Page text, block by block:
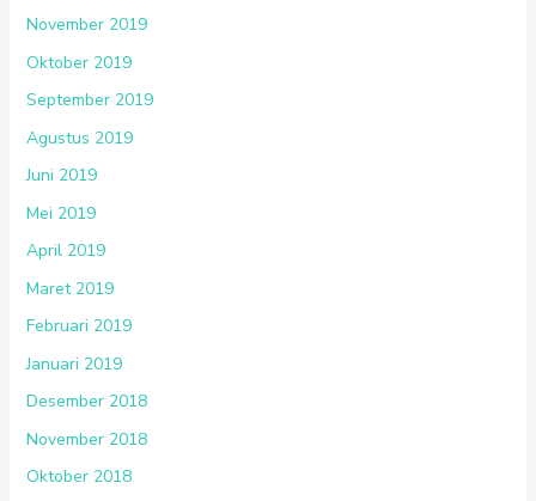
November 2019
Oktober 2019
September 2019
Agustus 2019
Juni 2019
Mei 2019
April 2019
Maret 2019
Februari 2019
Januari 2019
Desember 2018
November 2018
Oktober 2018